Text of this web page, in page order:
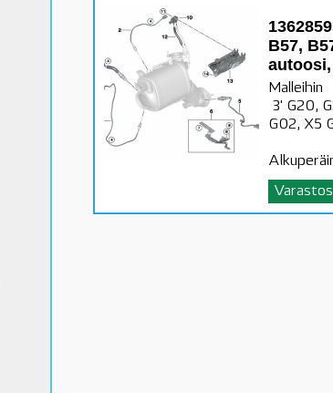
B57,
autoosi,
Malleihin
3' G20,
G02, X5